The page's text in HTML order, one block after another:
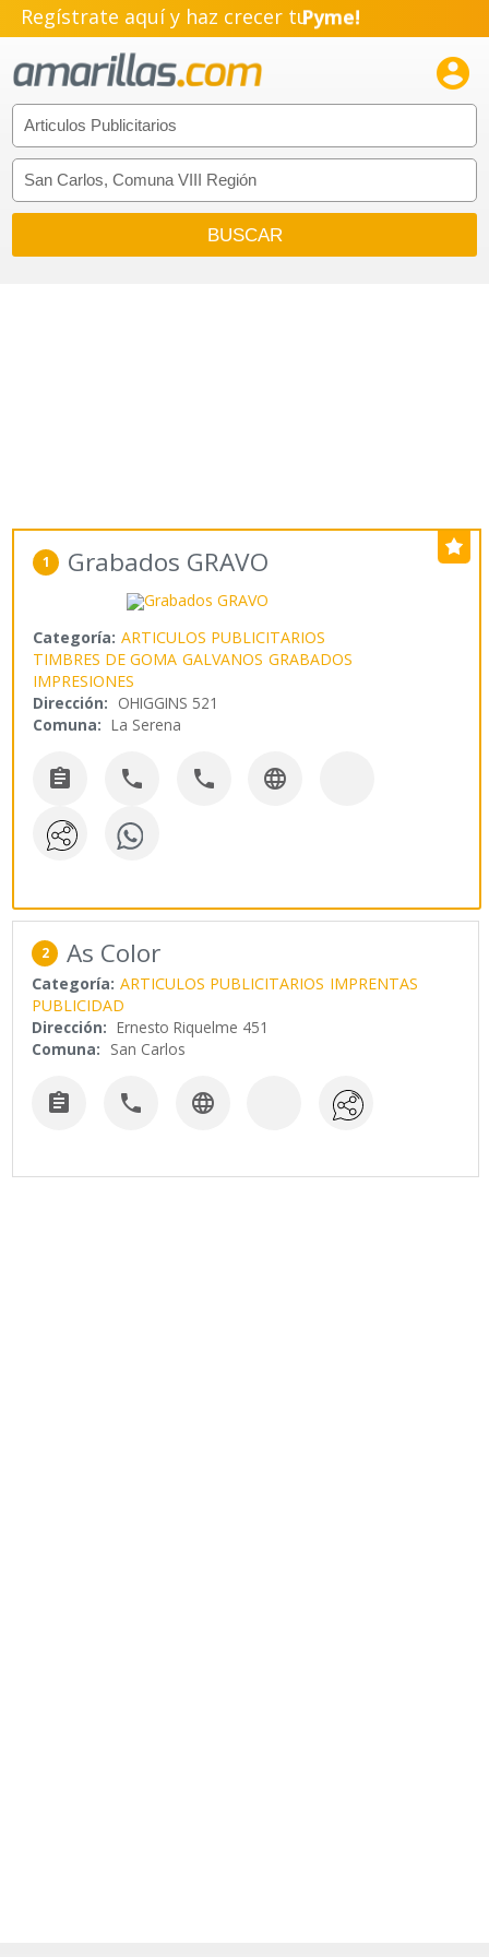
Regístrate aquí y haz crecer tuPyme!
Emprendimiento!

1 Grabados GRAVO
Categoría: ARTICULOS PUBLICITARIOS
TIMBRES DE GOMA GALVANOS GRABADOS
IMPRESIONES
Dirección: OHIGGINS 521
Comuna: La Serena
   
2 As Color
Categoría: ARTICULOS PUBLICITARIOS IMPRENTAS
PUBLICIDAD
Dirección: Ernesto Riquelme 451
Comuna: San Carlos
  